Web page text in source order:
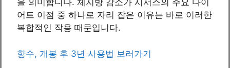
을 의미합니다. 체지방 감소가 시서스의 주요 다이
어트 이점 중 하나로 자리 잡은 이유는 바로 이러한
복합적인 작용 때문입니다.
향수, 개봉 후 3년 사용법 보러가기